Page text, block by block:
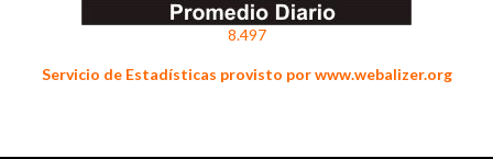
8.497
Servicio de Estadísticas provisto por www.webalizer.org